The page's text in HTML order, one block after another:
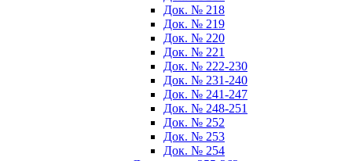
Док. № 218
Док. № 219
Док. № 220
Док. № 221
Док. № 222-230
Док. № 231-240
Док. № 241-247
Док. № 248-251
Док. № 252
Док. № 253
Док. № 254